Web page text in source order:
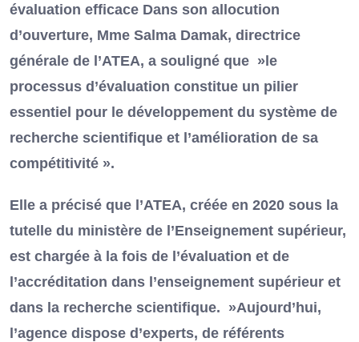
évaluation efficace Dans son allocution
d’ouverture, Mme Salma Damak, directrice
générale de l’ATEA, a souligné que »le
processus d’évaluation constitue un pilier
essentiel pour le développement du système de
recherche scientifique et l’amélioration de sa
compétitivité ».
Elle a précisé que l’ATEA, créée en 2020 sous la
tutelle du ministère de l’Enseignement supérieur,
est chargée à la fois de l’évaluation et de
l’accréditation dans l’enseignement supérieur et
dans la recherche scientifique. »Aujourd’hui,
l’agence dispose d’experts, de référents